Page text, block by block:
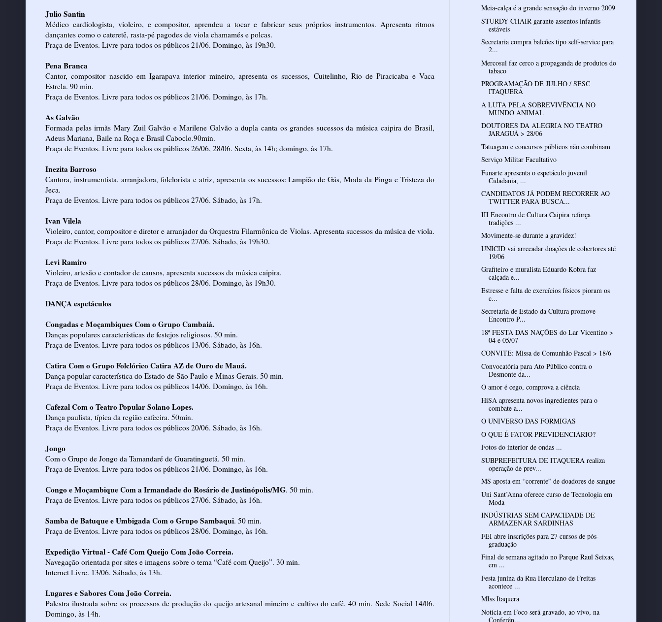
Julio Santin
Médico cardiologista, violeiro, e compositor, aprendeu a tocar e fabricar seus próprios instrumentos. Apresenta ritmos
dançantes como o cateretê, rasta-pé pagodes de viola chamamés e polcas.
Praça de Eventos. Livre para todos os públicos 21/06. Domingo, às 19h30.
Pena Branca
Cantor, compositor nascido em Igarapava interior mineiro, apresenta os sucessos, Cuitelinho, Rio de Piracicaba e Vaca
Estrela. 90 min.
Praça de Eventos. Livre para todos os públicos 21/06. Domingo, às 17h.
As Galvão
Formada pelas irmãs Mary Zuil Galvão e Marilene Galvão a dupla canta os grandes sucessos da música caipira do Brasil,
Adeus Mariana, Baile na Roça e Brasil Caboclo.90min.
Praça de Eventos. Livre para todos os públicos 26/06, 28/06. Sexta, às 14h; domingo, às 17h.
Inezita Barroso
Cantora, instrumentista, arranjadora, folclorista e atriz, apresenta os sucessos: Lampião de Gás, Moda da Pinga e Tristeza do
Jeca.
Praça de Eventos. Livre para todos os públicos 27/06. Sábado, às 17h.
Ivan Vilela
Violeiro, cantor, compositor e diretor e arranjador da Orquestra Filarmônica de Violas. Apresenta sucessos da música de viola.
Praça de Eventos. Livre para todos os públicos 27/06. Sábado, às 19h30.
Levi Ramiro
Violeiro, artesão e contador de causos, apresenta sucessos da música caipira.
Praça de Eventos. Livre para todos os públicos 28/06. Domingo, às 19h30.
DANÇA espetáculos
Congadas e Moçambiques Com o Grupo Cambaiá.
Danças populares características de festejos religiosos. 50 min.
Praça de Eventos. Livre para todos os públicos 13/06. Sábado, às 16h.
Catira Com o Grupo Folclórico Catira AZ de Ouro de Mauá.
Dança popular característica do Estado de São Paulo e Minas Gerais. 50 min.
Praça de Eventos. Livre para todos os públicos 14/06. Domingo, às 16h.
Cafezal Com o Teatro Popular Solano Lopes.
Dança paulista, típica da região cafeeira. 50min.
Praça de Eventos. Livre para todos os públicos 20/06. Sábado, às 16h.
Jongo
Com o Grupo de Jongo da Tamandaré de Guaratinguetá. 50 min.
Praça de Eventos. Livre para todos os públicos 21/06. Domingo, às 16h.
Congo e Moçambique Com a Irmandade do Rosário de Justinópolis/MG. 50 min.
Praça de Eventos. Livre para todos os públicos 27/06. Sábado, às 16h.
Samba de Batuque e Umbigada Com o Grupo Sambaqui. 50 min.
Praça de Eventos. Livre para todos os públicos 28/06. Domingo, às 16h.
Expedição Virtual - Café Com Queijo Com João Correia.
Navegação orientada por sites e imagens sobre o tema “Café com Queijo”. 30 min.
Internet Livre. 13/06. Sábado, às 13h.
Lugares e Sabores Com João Correia.
Palestra ilustrada sobre os processos de produção do queijo artesanal mineiro e cultivo do café. 40 min. Sede Social 14/06.
Domingo, às 14h.
Meia-calça é a grande sensação do inverno 2009
STURDY CHAIR garante assentos infantis
estáveis
Secretaria compra balcões tipo self-service para
2...
Mercosul faz cerco a propaganda de produtos do
tabaco
PROGRAMAÇÃO DE JULHO / SESC
ITAQUERA
A LUTA PELA SOBREVIVÊNCIA NO
MUNDO ANIMAL
DOUTORES DA ALEGRIA NO TEATRO
JARAGUÁ > 28/06
Tatuagem e concursos públicos não combinam
Serviço Militar Facultativo
Funarte apresenta o espetáculo juvenil
Cidadania, ...
CANDIDATOS JÁ PODEM RECORRER AO
TWITTER PARA BUSCA...
III Encontro de Cultura Caipira reforça
tradições ...
Movimente-se durante a gravidez!
UNICID vai arrecadar doações de cobertores até
19/06
Grafiteiro e muralista Eduardo Kobra faz
calçada e...
Estresse e falta de exercícios físicos pioram os
c...
Secretaria de Estado da Cultura promove
Encontro P...
18ª FESTA DAS NAÇÕES do Lar Vicentino >
04 e 05/07
CONVITE: Missa de Comunhão Pascal > 18/6
Convocatória para Ato Público contra o
Desmonte da...
O amor é cego, comprova a ciência
HiSA apresenta novos ingredientes para o
combate a...
O UNIVERSO DAS FORMIGAS
O QUE É FATOR PREVIDENCIÁRIO?
Fotos do interior de ondas ...
SUBPREFEITURA DE ITAQUERA realiza
operação de prev...
MS aposta em “corrente” de doadores de sangue
Uni Sant’Anna oferece curso de Tecnologia em
Moda
INDÚSTRIAS SEM CAPACIDADE DE
ARMAZENAR SARDINHAS
FEI abre inscrições para 27 cursos de pós-
graduação
Final de semana agitado no Parque Raul Seixas,
em ...
Festa junina da Rua Herculano de Freitas
acontece ...
MIss Itaquera
Notícia em Foco será gravado, ao vivo, na
Conferên...